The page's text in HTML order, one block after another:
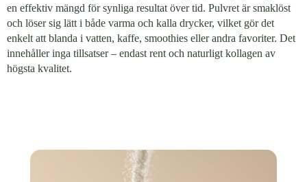
en effektiv mängd för synliga resultat över tid. Pulvret är smaklöst
och löser sig lätt i både varma och kalla drycker, vilket gör det
enkelt att blanda i vatten, kaffe, smoothies eller andra favoriter. Det
innehåller inga tillsatser – endast rent och naturligt kollagen av
högsta kvalitet.